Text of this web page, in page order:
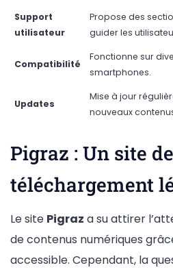
Support
utilisateur
Propose des
guider les
Compatibilité
Fonctionne sur
smartphones.
Updates
Mise à jour
nouveaux
Pigraz : Un site de
téléchargement
Le site Pigraz a su attirer
de contenus numériques
accessible. Cependant, la